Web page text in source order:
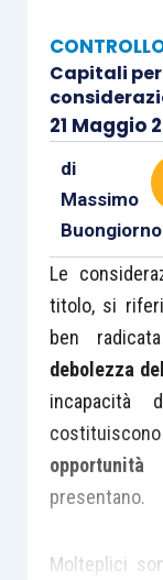
Capitali per
21 Maggio
di
Massimo
Buongiorno
Le
titolo, si
ben
debolezza
presentano.
Molteplici